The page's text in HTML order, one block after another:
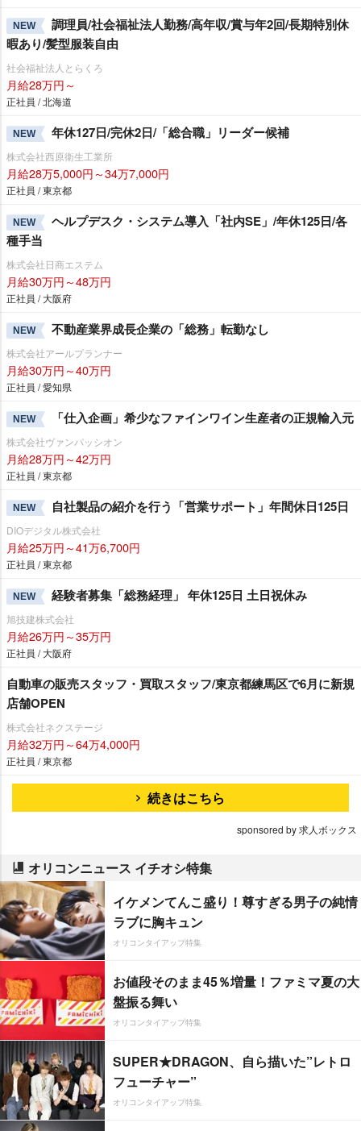
NEW
調理員/社会福祉法人勤務/高年収/賞与年2回/長期特別休
暇あり/髪型服装自由
社会福祉法人とらくろ
月給28万円～
正社員 / 北海道
NEW 年休127日/完休2日/「総合職」リーダー候補
株式会社西原衛生工業所
月給28万5,000円～34万7,000円
正社員 / 東京都
NEW
ヘルプデスク・システム導入「社内SE」/年休125日/各
種手当
株式会社日商エステム
月給30万円～48万円
正社員 / 大阪府
NEW 不動産業界成長企業の「総務」転勤なし
株式会社アールプランナー
月給30万円～40万円
正社員 / 愛知県
NEW 「仕入企画」希少なファインワイン生産者の正規輸入元
株式会社ヴァンパッシオン
月給28万円～42万円
正社員 / 東京都
NEW 自社製品の紹介を行う「営業サポート」年間休日125日
DIOデジタル株式会社
月給25万円～41万6,700円
正社員 / 東京都
NEW 経験者募集「総務経理」 年休125日 土日祝休み
旭技建株式会社
月給26万円～35万円
正社員 / 大阪府
自動車の販売スタッフ・買取スタッフ/東京都練馬区で6月に新規
店舗OPEN
株式会社ネクステージ
月給32万円～64万4,000円
正社員 / 東京都
続きはこちら
sponsored by 求人ボックス
オリコンニュース イチオシ特集
イケメンてんこ盛り！尊すぎる男子の純情
ラブに胸キュン
オリコンタイアップ特集
お値段そのまま45％増量！ファミマ夏の大
盤振る舞い
オリコンタイアップ特集
SUPER★DRAGON、自ら描いた”レトロ
フューチャー”
オリコンタイアップ特集